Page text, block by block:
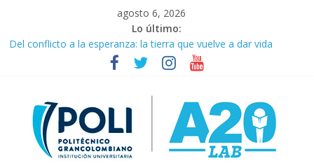
contenido
agosto 6, 2026
Lo último:
Del conflicto a la esperanza: la tierra que vuelve a dar vida
¿Ya conoce al nuevo presidente de Colombia: Abelardo de la
desarrollo económico
Murió Germán Vargas Lleras, exvicepresidente y figura clave de
la política colombiana
Ofensiva en el Cauca, Valle y Nariño deja 21 muertos y más de